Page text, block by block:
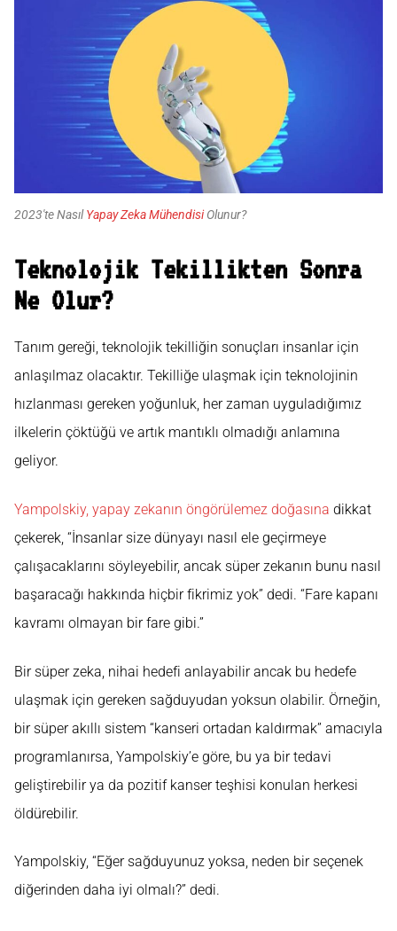
2023'te NasılYapay Zeka MühendisiOlunur?
Teknolojik Tekillikten Sonra
Ne Olur?
Tanım gereği, teknolojik tekilliğin sonuçları insanlar için
anlaşılmaz olacaktır. Tekilliğe ulaşmak için teknolojinin
hızlanması gereken yoğunluk, her zaman uyguladığımız
ilkelerin çöktüğü ve artık mantıklı olmadığı anlamına
geliyor.
Yampolskiy, yapay zekanın öngörülemez doğasına dikkat
çekerek, “İnsanlar size dünyayı nasıl ele geçirmeye
çalışacaklarını söyleyebilir, ancak süper zekanın bunu nasıl
başaracağı hakkında hiçbir fikrimiz yok” dedi. “Fare kapanı
kavramı olmayan bir fare gibi.”
Bir süper zeka, nihai hedefi anlayabilir ancak bu hedefe
ulaşmak için gereken sağduyudan yoksun olabilir. Örneğin,
bir süper akıllı sistem “kanseri ortadan kaldırmak” amacıyla
programlanırsa, Yampolskiy’e göre, bu ya bir tedavi
geliştirebilir ya da pozitif kanser teşhisi konulan herkesi
öldürebilir.
Yampolskiy, “Eğer sağduyunuz yoksa, neden bir seçenek
diğerinden daha iyi olmalı?” dedi.